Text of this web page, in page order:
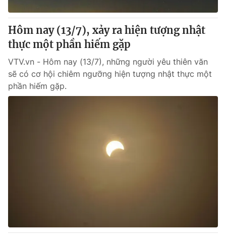
Hôm nay (13/7), xảy ra hiện tượng nhật
thực một phần hiếm gặp
VTV.vn - Hôm nay (13/7), những người yêu thiên văn
sẽ có cơ hội chiêm ngưỡng hiện tượng nhật thực một
phần hiếm gặp.